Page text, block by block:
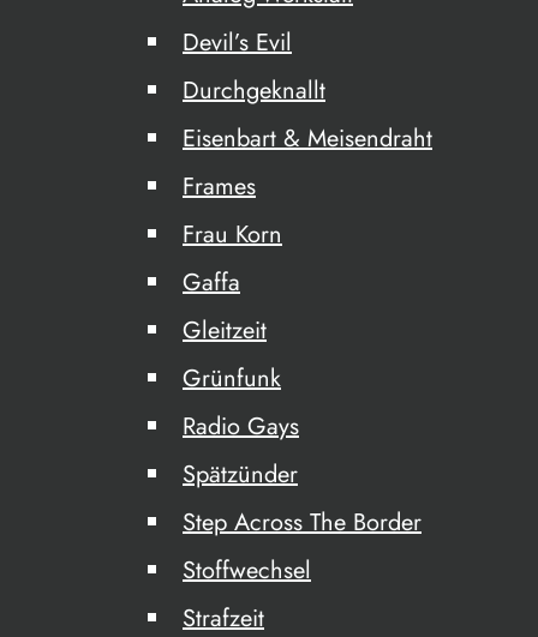
Devil’s Evil
Durchgeknallt
Eisenbart & Meisendraht
Frames
Frau Korn
Gaffa
Gleitzeit
Grünfunk
Radio Gays
Spätzünder
Step Across The Border
Stoffwechsel
Strafzeit